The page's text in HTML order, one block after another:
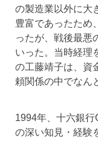
の製造業以外に大
豊富であったため
ったが、戦後最悪
いった。当時経理
の工藤靖子は、資
頼関係の中でなん
1994年、十六銀
の深い知見・経験